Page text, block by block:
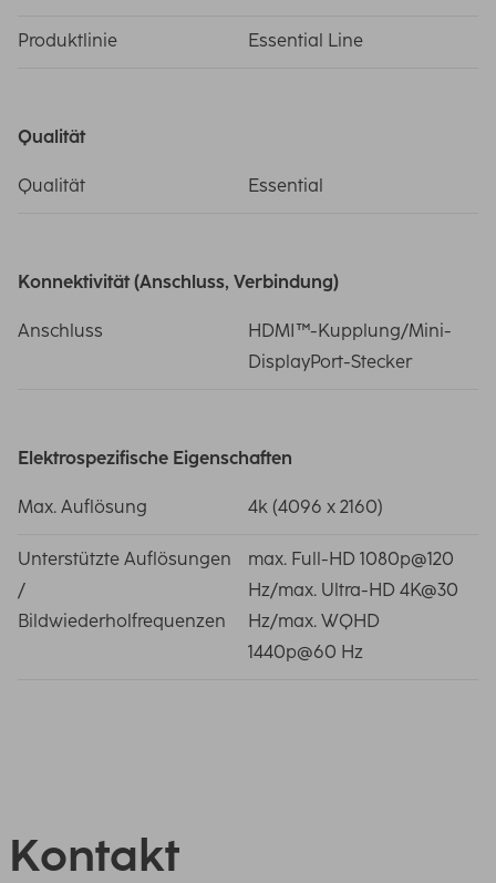
Produktlinie Essential Line
Qualität
Qualität Essential
Konnektivität (Anschluss, Verbindung)
Anschluss
HDMI™-Kupplung/Mini-
DisplayPort-Stecker
Elektrospezifische Eigenschaften
Max. Auflösung 4k (4096 x 2160)
Unterstützte Auflösungen
/
Bildwiederholfrequenzen
max. Full-HD 1080p@120
Hz/max. Ultra-HD 4K@30
Hz/max. WQHD
1440p@60 Hz
Kontakt